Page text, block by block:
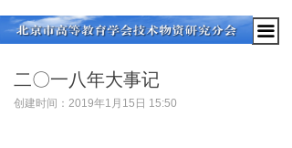
끀
二〇一八年大事记
创建时间： 2019年1月15日 15:50